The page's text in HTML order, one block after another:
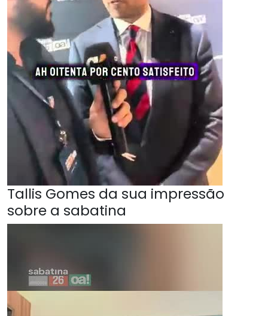
Tallis Gomes da sua impressão
sobre a sabatina